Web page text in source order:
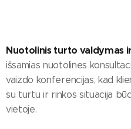
Nuotolinis turto valdymas
išsamias nuotolines
vaizdo konferencijas, kad
su turtu ir rinkos situacija
vietoje.